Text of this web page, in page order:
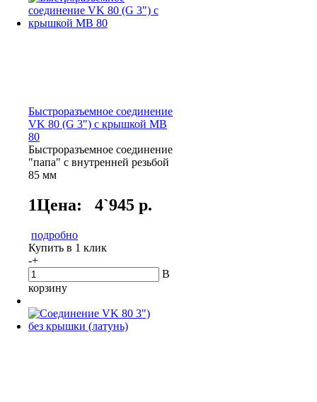
Быстроразъемное соединение
VK 80 (G 3") c крышкой MB
80
Быстроразъемное соединение
"папа" с внутренней резьбой
85 мм
1Цена: 4`945 р.
подробно
Купить в 1 клик
-+
В
корзину